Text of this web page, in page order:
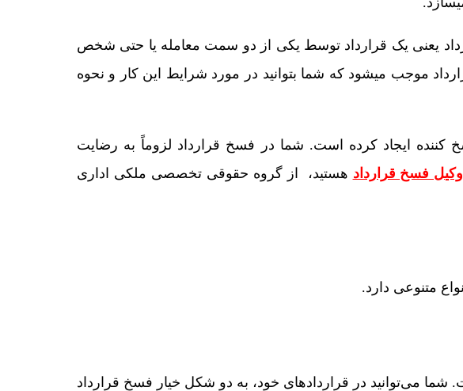
یعنی یک قرارداد توسط یکی از دو سمت معامله یا حتی شخص
موجب می­شود که شما بتوانید در مورد شرایط این کار و نحوه
کننده ایجاد کرده است. شما در فسخ قرارداد لزوماً به رضایت
وکیل فسخ قرارداد هستید، از گروه حقوقی تخصصی ملکی اداری
متنوعی دارد.
شما می‌توانید در قراردادهای خود، به دو شکل خیار فسخ قرارداد